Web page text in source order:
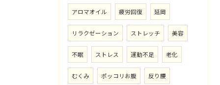
アロマオイル 疲労回復 延岡
リラクゼーション ストレッチ 美容
不眠 ストレス 運動不足 老化
むくみ ポッコリお腹 反り腰